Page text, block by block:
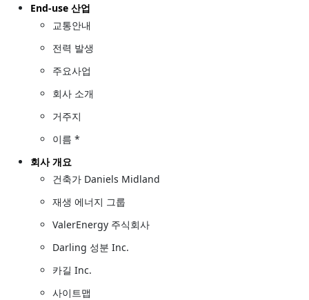
End-use 산업
교통안내
전력 발생
주요사업
회사 소개
거주지
이름 *
회사 개요
건축가 Daniels Midland
재생 에너지 그룹
ValerEnergy 주식회사
Darling 성분 Inc.
카길 Inc.
사이트맵